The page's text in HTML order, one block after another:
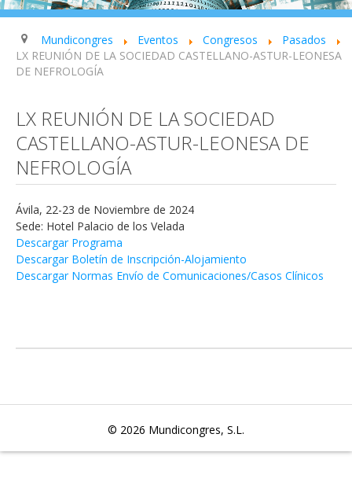
Quiénes somos
Servicios
Eventos
Mundicongres Eventos Congresos
Pasados
LX REUNIÓN DE LA SOCIEDAD CASTELLANO-ASTUR-LEONESA
DE NEFROLOGÍA
LX REUNIÓN DE LA SOCIEDAD
CASTELLANO-ASTUR-LEONESA DE
NEFROLOGÍA
Ávila, 22-23 de Noviembre de 2024
Sede: Hotel Palacio de los Velada
Descargar Programa
Descargar Boletín de Inscripción-Alojamiento
Descargar Normas Envío de Comunicaciones/Casos Clínicos
© 2026 Mundicongres, S.L.